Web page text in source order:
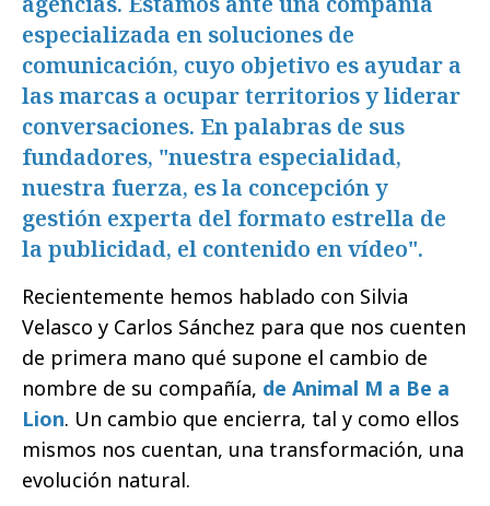
especializada en soluciones de
comunicación, cuyo objetivo es ayudar a
las marcas a ocupar territorios y liderar
conversaciones. En palabras de sus
fundadores, "nuestra especialidad,
nuestra fuerza, es la concepción y
gestión experta del formato estrella de
la publicidad, el contenido en vídeo".
Recientemente hemos hablado con Silvia
Velasco y Carlos Sánchez para que nos cuenten
de primera mano qué supone el cambio de
nombre de su compañía, de Animal M a Be a
Lion. Un cambio que encierra, tal y como ellos
mismos nos cuentan, una transformación, una
evolución natural.